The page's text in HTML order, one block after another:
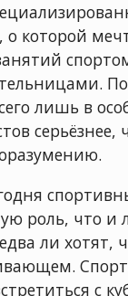
о которой
лишь в
роль, что
ли хотят,
с